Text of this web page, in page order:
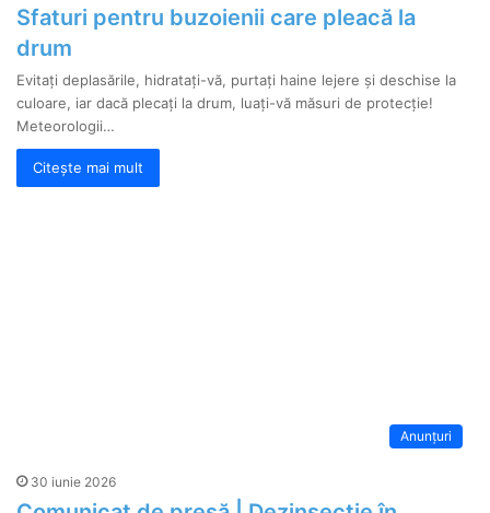
Sfaturi pentru buzoienii care pleacă la
drum
Evitați deplasările, hidratați-vă, purtați haine lejere și deschise la
culoare, iar dacă plecați la drum, luați-vă măsuri de protecție!
Meteorologii…
Citește mai mult
Anunțuri
30 iunie 2026